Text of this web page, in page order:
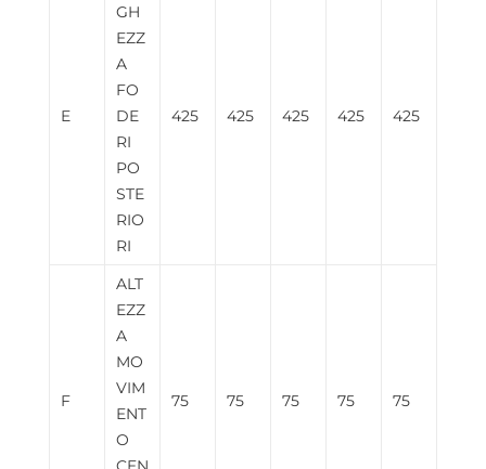
E
GH
EZZ
A
FO
DE
RI
PO
STE
RIO
RI
425 425 425 425 425
F
ALT
EZZ
A
MO
VIM
ENT
O
75 75 75 75 75